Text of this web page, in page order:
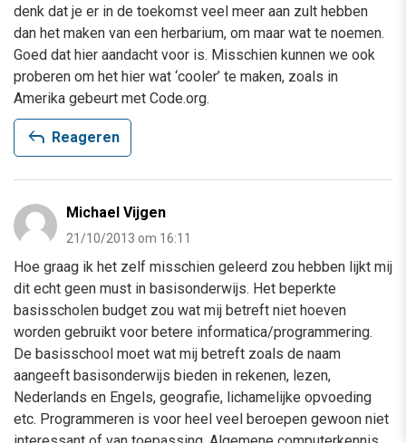
denk dat je er in de toekomst veel meer aan zult hebben
dan het maken van een herbarium, om maar wat te noemen.
Goed dat hier aandacht voor is. Misschien kunnen we ook
proberen om het hier wat ‘cooler’ te maken, zoals in
Amerika gebeurt met Code.org.
reply Reageren
Michael Vijgen
21/10/2013 om 16:11
Hoe graag ik het zelf misschien geleerd zou hebben lijkt mij
dit echt geen must in basisonderwijs. Het beperkte
basisscholen budget zou wat mij betreft niet hoeven
worden gebruikt voor betere informatica/programmering.
De basisschool moet wat mij betreft zoals de naam
aangeeft basisonderwijs bieden in rekenen, lezen,
Nederlands en Engels, geografie, lichamelijke opvoeding
etc. Programmeren is voor heel veel beroepen gewoon niet